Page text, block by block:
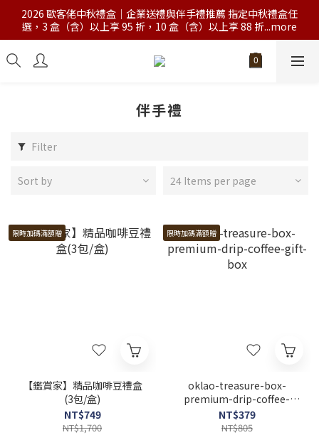
2026 歐客佬中秋禮盒｜企業送禮與伴手禮推薦 指定中秋禮盒任
選，3 盒（含）以上享 95 折，10 盒（含）以上享 88 折...more
伴手禮
Filter
Sort by 24 Items per page
限時加碼滿額贈
【鑑賞家】精品咖啡豆禮盒
(3包/盒)
NT$749
NT$1,700
限時加碼滿額贈
oklao-treasure-box-
premium-drip-coffee-
gift-box
NT$379
NT$805